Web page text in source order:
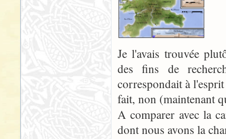
Je l'avais trouvée
des fins de
correspondait à
fait, non (maintenant
A comparer avec la
dont nous avons la